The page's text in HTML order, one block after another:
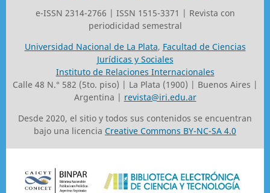
e-ISSN 2314-2766 | ISSN 1515-3371 | Revista con
periodicidad semestral
Universidad Nacional de La Plata, Facultad de Ciencias
Jurídicas y Sociales
Instituto de Relaciones Internacionales
Calle 48 N.° 582 (5to. piso) | La Plata (1900) | Buenos Aires |
Argentina | revista@iri.edu.ar
Desde 2020, el sitio y todos sus contenidos se encuentran
bajo una licencia Creative Commons BY-NC-SA 4.0